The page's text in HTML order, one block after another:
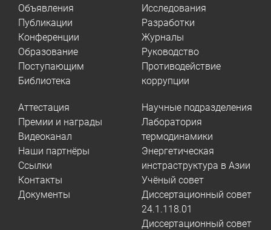
Объявления
Публикации
Конференции
Образование
Поступающим
Библиотека
Исследования
Разработки
Журналы
Руководство
Противодействие
коррупции
Аттестация
Премии и награды
Видеоканал
Наши партнёры
Ссылки
Контакты
Документы
Научные подразделения
Лаборатория
термодинамики
Энергетическая
инстраструктура в Азии
Учёный совет
Диссертационный совет
24.1.118.01
Диссертационный совет